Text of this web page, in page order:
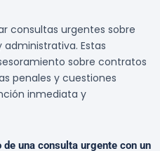
consultas urgentes sobre
Estas
sobre contratos
penales y cuestiones
inmediata y
una consulta urgente con un